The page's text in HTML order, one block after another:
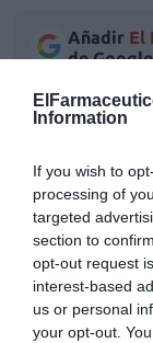
Information
If you wish to
processing of
targeted
section to
opt-out request
interest-based
us or personal
your opt-out.
Añadir El
de
ACTIVAR
Tags
complemento
Dagravit